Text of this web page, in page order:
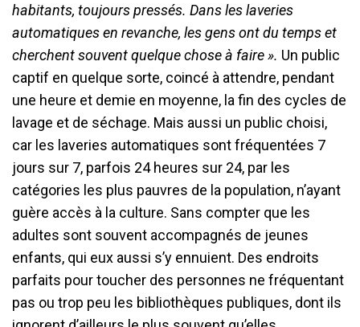
habitants, toujours pressés. Dans les laveries
automatiques en revanche, les gens ont du temps et
cherchent souvent quelque chose à faire ». Un public
captif en quelque sorte, coincé à attendre, pendant
une heure et demie en moyenne, la fin des cycles de
lavage et de séchage. Mais aussi un public choisi,
car les laveries automatiques sont fréquentées 7
jours sur 7, parfois 24 heures sur 24, par les
catégories les plus pauvres de la population, n’ayant
guère accès à la culture. Sans compter que les
adultes sont souvent accompagnés de jeunes
enfants, qui eux aussi s’y ennuient. Des endroits
parfaits pour toucher des personnes ne fréquentant
pas ou trop peu les bibliothèques publiques, dont ils